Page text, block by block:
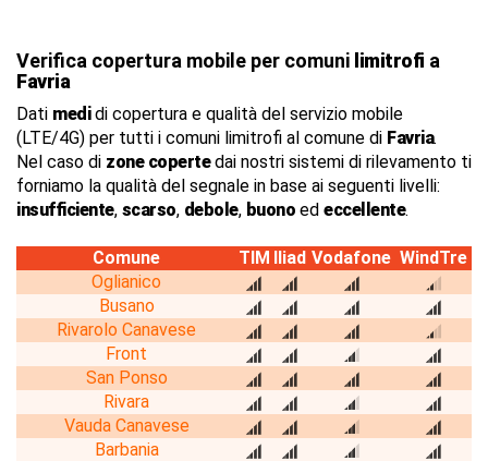
Verifica copertura mobile per comuni limitrofi a
Favria
Dati medidi copertura e qualità del servizio mobile
(LTE/4G) per tutti i comuni limitrofi al comune di Favria.
Nel caso di zone copertedai nostri sistemi di rilevamento ti
forniamo la qualità del segnale in base ai seguenti livelli:
insufficiente, scarso, debole, buono ed eccellente.
Comune TIM Iliad Vodafone WindTre
Oglianico
Busano
Rivarolo Canavese
Front
San Ponso
Rivara
Vauda Canavese
Barbania